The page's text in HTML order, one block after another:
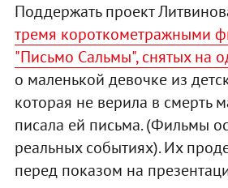
Поддержать проект
тремя короткометражными
"Письмо Сальмы", снятых на
о маленькой девочке из
которая не верила в смерть
писала ей письма. (Фильмы
реальных событиях). Их
перед показом на